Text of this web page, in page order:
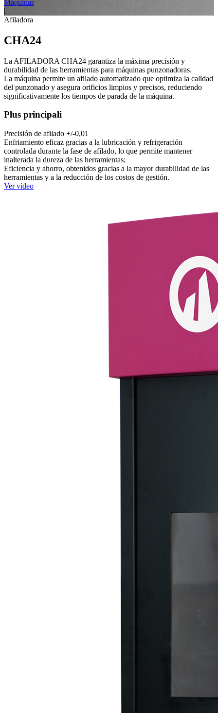
Máquinas
|
Afiladora
CHA24
La AFILADORA CHA24 garantiza la máxima precisión y
durabilidad de las herramientas para máquinas punzonadoras.
La máquina permite un afilado automatizado que optimiza la calidad
del punzonado y asegura orificios limpios y precisos, reduciendo
significativamente los tiempos de parada de la máquina.
Plus principali
Precisión de afilado +/-0,01
Enfriamiento eficaz gracias a la lubricación y refrigeración
controlada durante la fase de afilado, lo que permite mantener
inalterada la dureza de las herramientas;
Eficiencia y ahorro, obtenidos gracias a la mayor durabilidad de las
herramientas y a la reducción de los costos de gestión.
Ver vídeo